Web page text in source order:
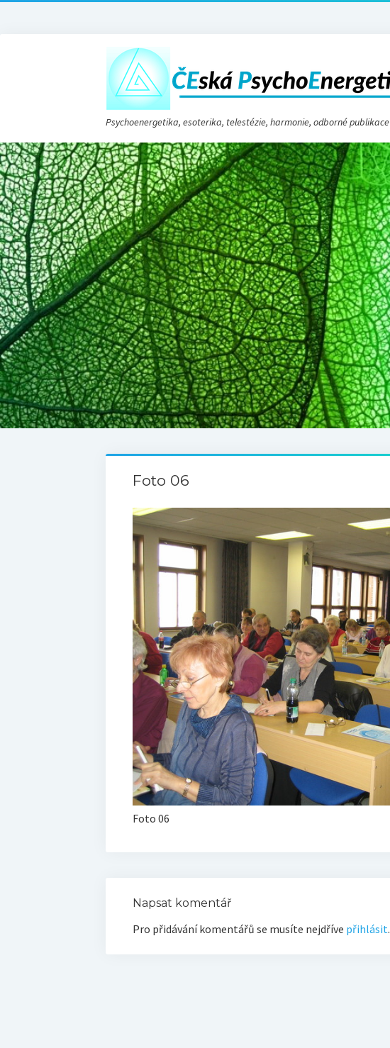
Psychoenergetika, esoterika, telestézie, harmonie, odborné publikace
Foto 06
Foto 06
Napsat komentář
Pro přidávání komentářů se musíte nejdříve přihlásit.